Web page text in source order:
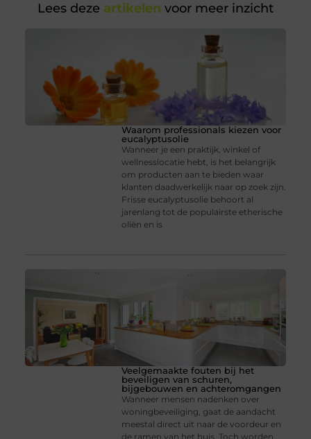
Lees deze artikelen voor meer inzicht
Waarom professionals kiezen voor
eucalyptusolie
Wanneer je een praktijk, winkel of
wellnesslocatie hebt, is het belangrijk
om producten aan te bieden waar
klanten daadwerkelijk naar op zoek zijn.
Frisse eucalyptusolie behoort al
jarenlang tot de populairste etherische
oliën en is
Veelgemaakte fouten bij het
beveiligen van schuren,
bijgebouwen en achteromgangen
Wanneer mensen nadenken over
woningbeveiliging, gaat de aandacht
meestal direct uit naar de voordeur en
de ramen van het huis. Toch worden